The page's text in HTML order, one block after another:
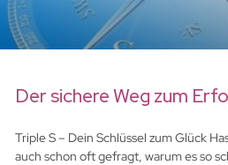
Der sichere Weg zum
Triple S – Dein Schlüssel zum Glück
auch schon oft gefragt, warum es so